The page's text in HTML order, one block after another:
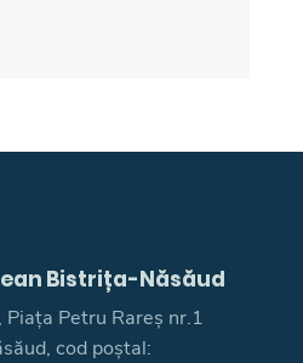
Bistrița-Năsăud
Petru Rareș nr.1
cod poștal: